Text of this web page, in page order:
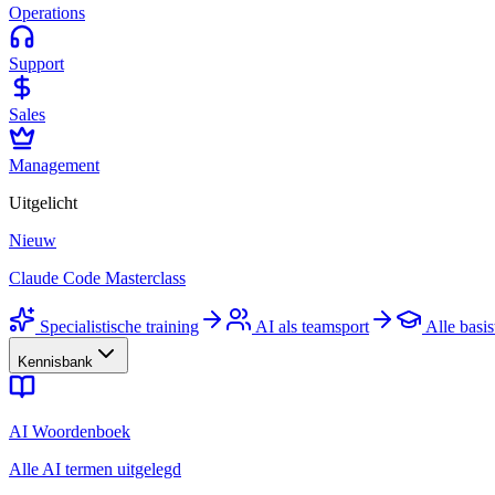
Operations
Support
Sales
Management
Uitgelicht
Nieuw
Claude Code Masterclass
Specialistische training AI als teamsport Alle
Kennisbank
AI Woordenboek
Alle AI termen uitgelegd